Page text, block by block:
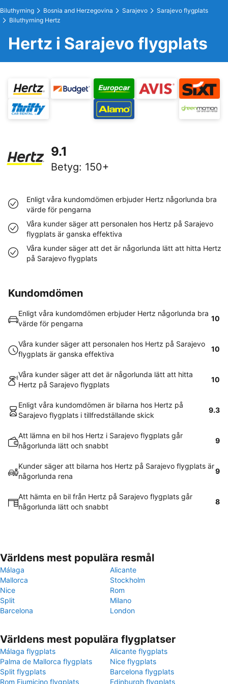
Biluthyrning Bosnia and Herzegovina Sarajevo
Sarajevo flygplats
Biluthyrning Hertz
Hertz i Sarajevo flygplats
9.1
Betyg: 150+
Enligt våra kundomdömen erbjuder Hertz någorlunda bra
värde för pengarna
Våra kunder säger att personalen hos Hertz på Sarajevo
flygplats är ganska effektiva
Våra kunder säger att det är någorlunda lätt att hitta Hertz
på Sarajevo flygplats
Kundomdömen
Enligt våra kundomdömen erbjuder Hertz någorlunda bra
värde för pengarna
10
Våra kunder säger att personalen hos Hertz på Sarajevo
flygplats är ganska effektiva
10
Våra kunder säger att det är någorlunda lätt att hitta
Hertz på Sarajevo flygplats
10
Enligt våra kundomdömen är bilarna hos Hertz på
Sarajevo flygplats i tillfredställande skick
9.3
Att lämna en bil hos Hertz i Sarajevo flygplats går
någorlunda lätt och snabbt
9
Kunder säger att bilarna hos Hertz på Sarajevo flygplats är
någorlunda rena
9
Att hämta en bil från Hertz på Sarajevo flygplats går
någorlunda lätt och snabbt
8
Världens mest populära resmål
Málaga
Alicante
Mallorca
Stockholm
Nice
Rom
Split
Milano
Barcelona
London
Världens mest populära flygplatser
Málaga flygplats
Alicante flygplats
Palma de Mallorca flygplats
Nice flygplats
Split flygplats
Barcelona flygplats
Rom Fiumicino flygplats
Edinburgh flygplats